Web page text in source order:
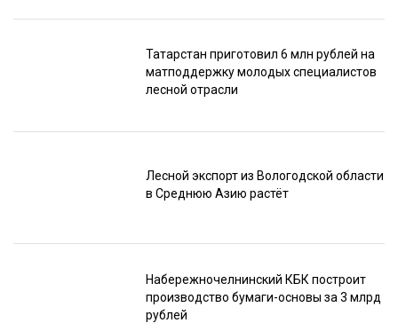
Татарстан приготовил 6 млн рублей на
матподдержку молодых специалистов
лесной отрасли
Лесной экспорт из Вологодской области
в Среднюю Азию растёт
Набережночелнинский КБК построит
производство бумаги-основы за 3 млрд
рублей